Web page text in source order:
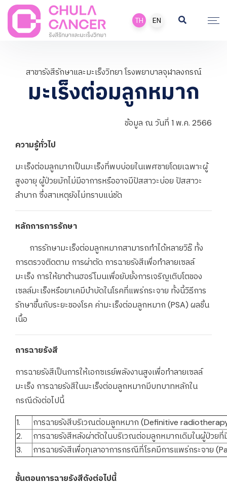
TH EN
สาขารังสีรักษาและมะเร็งวิทยา โรงพยาบาลจุฬาลงกรณ์
มะเร็งต่อมลูกหมาก
ข้อมูล ณ วันที่ 1 พ.ค. 2566
ความรู้ทั่วไป
มะเร็งต่อมลูกมากเป็นมะเร็งที่พบบ่อยในเพศชายโดยเฉพาะผู้
สูงอายุ ผู้ป่วยมักไม่มีอาการหรืออาจมีปัสสาวะบ่อย ปัสสาวะ
ลำบาก ซึ่งสาเหตุยังไม่ทราบแน่ชัด
หลักการการรักษา
การรักษามะเร็งต่อมลูกหมากสามารถทำได้หลายวิธ๊ ทั้ง
การตรวจติดตาม การผ่าตัด การฉายรังสีเพื่อทำลายเซลล์
มะเร็ง การให้ยาต้านฮอร์โมนเพื่อยับยั้งการเจริญเติบโตของ
เซลล์มะเร็งหรือยาเคมีบำบัดในโรคที่แพร่กระจาย ทั้งนี้วิธีการ
รักษาขึ้นกับระยะของโรค ค่ามะเร็งต่อมลูกหมาก (PSA) ผลชิ้น
เนื้อ
การฉายรังสี
การฉายรังสีเป็นการให้เอกซเรย์พลังงานสูงเพื่อทำลายเซลล์
มะเร็ง การฉายรังสีในมะเร็งต่อมลูกหมากมีบทบาทหลักใน
กรณีดังต่อไปนี้
1.
การฉายรังสีบริเวณต่อมลูกหมาก (Definitive
2.
การฉายรังสีหลังผ่าตัดในบริเวณต่อมลูกหมากเดิมในผู้ป่ว
3.
การฉายรังสีเพื่อทุเลาอาการกรณีที่โรคมีการแพร่กระจาย
ขั้นตอนการฉายรังสีดังต่อไปนี้